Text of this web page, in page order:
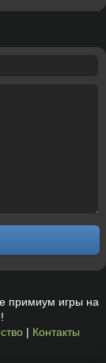
примиум игры на
| Контакты